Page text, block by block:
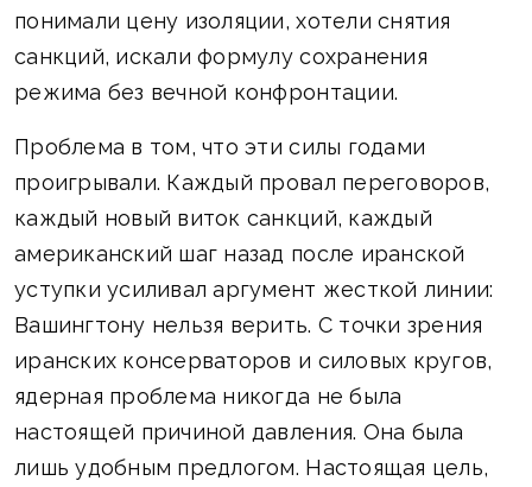
понимали цену изоляции, хотели снятия
санкций, искали формулу сохранения
режима без вечной конфронтации.
Проблема в том, что эти силы годами
проигрывали. Каждый провал переговоров,
каждый новый виток санкций, каждый
американский шаг назад после иранской
уступки усиливал аргумент жесткой линии:
Вашингтону нельзя верить. С точки зрения
иранских консерваторов и силовых кругов,
ядерная проблема никогда не была
настоящей причиной давления. Она была
лишь удобным предлогом. Настоящая цель,